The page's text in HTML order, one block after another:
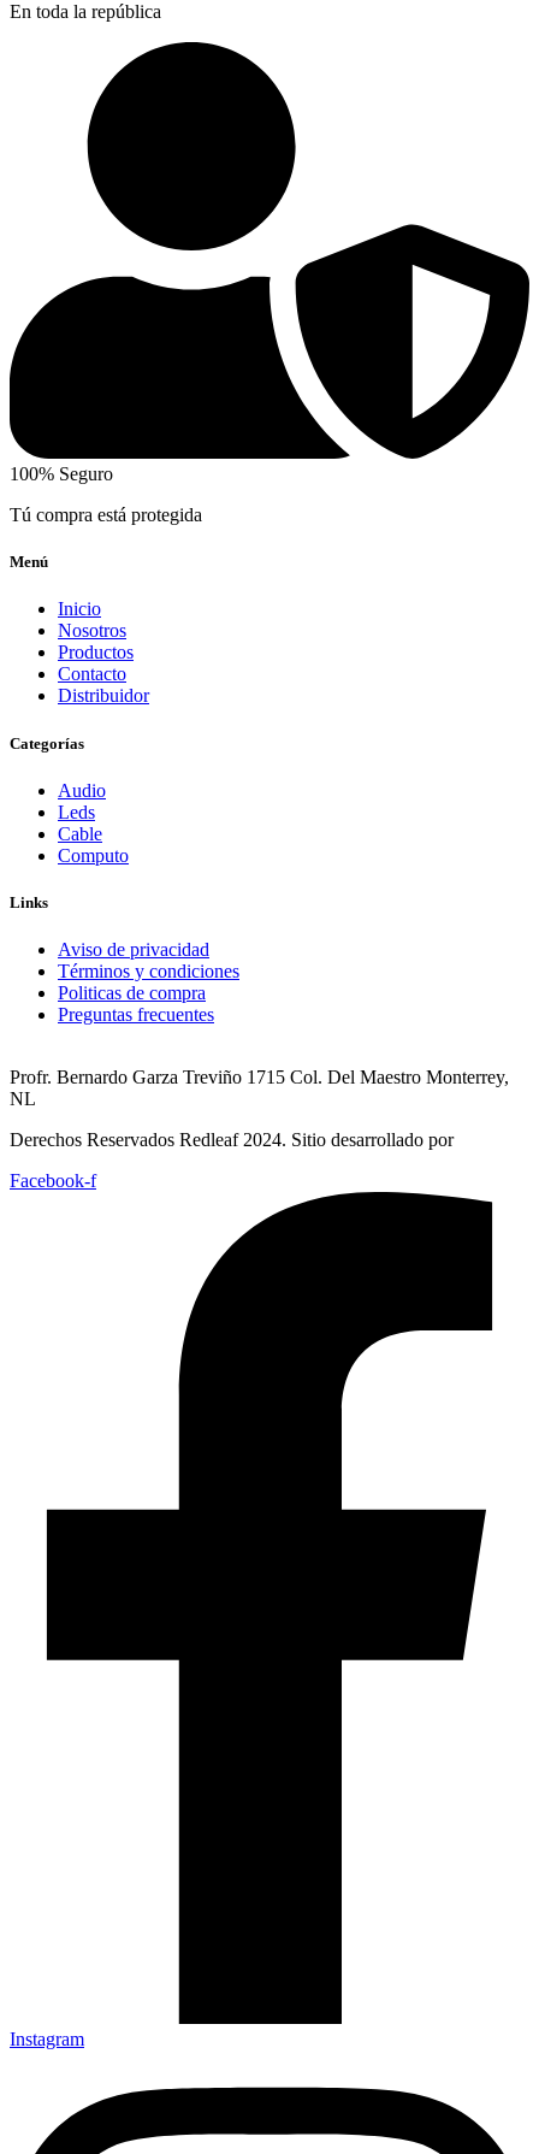
En toda la república
100% Seguro
Tú compra está protegida
Menú
Inicio
Nosotros
Productos
Contacto
Distribuidor
Categorías
Audio
Leds
Cable
Computo
Links
Aviso de privacidad
Términos y condiciones
Politicas de compra
Preguntas frecuentes
Profr. Bernardo Garza Treviño 1715 Col. Del Maestro Monterrey,
NL
Derechos Reservados Redleaf 2024. Sitio desarrollado por
Facebook-f
Instagram